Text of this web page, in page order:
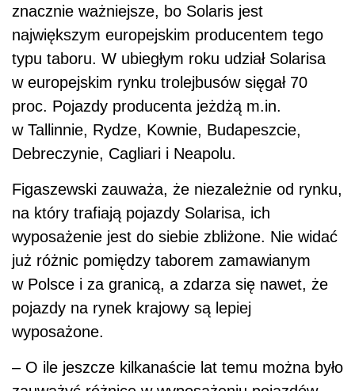
znacznie ważniejsze, bo Solaris jest
największym europejskim producentem tego
typu taboru. W ubiegłym roku udział Solarisa
w europejskim rynku trolejbusów sięgał 70
proc. Pojazdy producenta jeżdżą m.in.
w Tallinnie, Rydze, Kownie, Budapeszcie,
Debreczynie, Cagliari i Neapolu.
Figaszewski zauważa, że niezależnie od rynku,
na który trafiają pojazdy Solarisa, ich
wyposażenie jest do siebie zbliżone. Nie widać
już różnic pomiędzy taborem zamawianym
w Polsce i za granicą, a zdarza się nawet, że
pojazdy na rynek krajowy są lepiej
wyposażone.
– O ile jeszcze kilkanaście lat temu można było